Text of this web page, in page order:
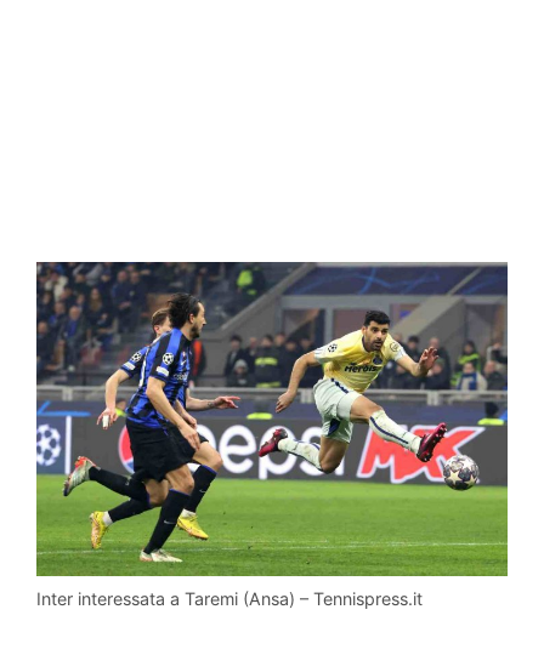
Inter interessata a Taremi (Ansa) – Tennispress.it